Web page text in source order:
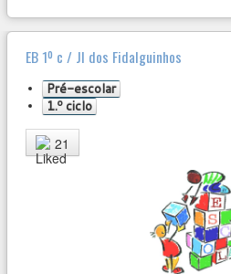
EB 1º c / JI dos Fidalguinhos
Pré-escolar
1.º ciclo
Rating:21